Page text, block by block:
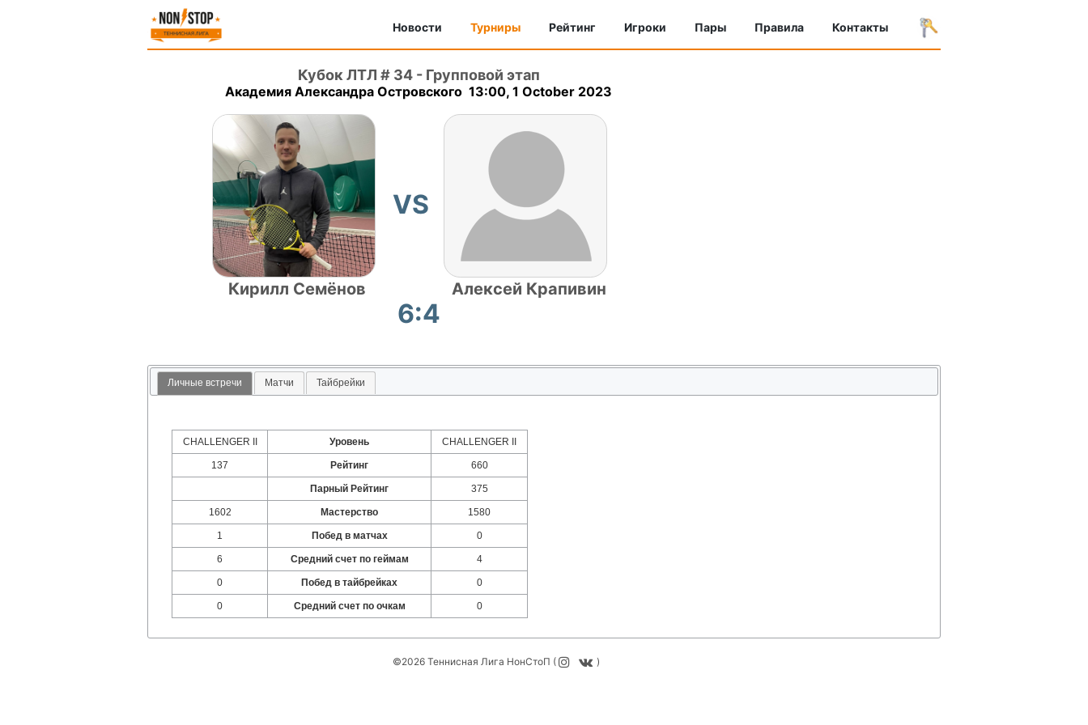
Новости Турниры Рейтинг Игроки Пары Правила Контакты
Кубок ЛТЛ # 34- Групповой этап
Академия Александра Островского 13:00, 1 October 2023
Кирилл Семёнов
VS
Алексей Крапивин
6:4
Личные встречи Матчи Тайбрейки
CHALLENGER II Уровень CHALLENGER II
137 Рейтинг 660
Парный Рейтинг 375
1602 Мастерство 1580
1 Побед в матчах 0
6 Средний счет по геймам 4
0 Побед в тайбрейках 0
0 Средний счет по очкам 0
©2026 Теннисная Лига НонСтоП ( )